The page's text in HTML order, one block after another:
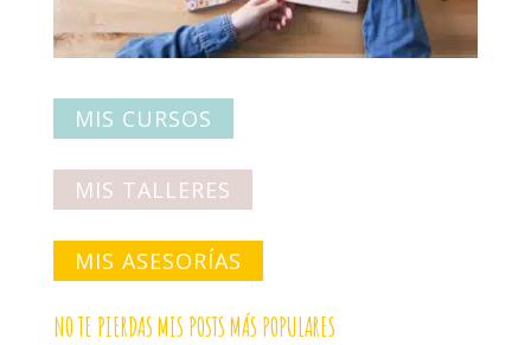
MIS CURSOS
MIS TALLERES
MIS ASESORÍAS
NO TE PIERDAS MIS POSTS MÁS POPULARES